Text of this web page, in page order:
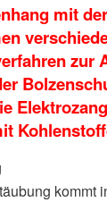
mit
zur
kommt